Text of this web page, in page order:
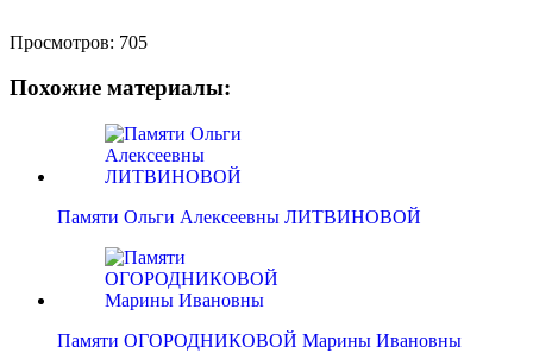
Просмотров: 705
Похожие материалы:
Памяти Ольги Алексеевны ЛИТВИНОВОЙ
Памяти ОГОРОДНИКОВОЙ Марины Ивановны